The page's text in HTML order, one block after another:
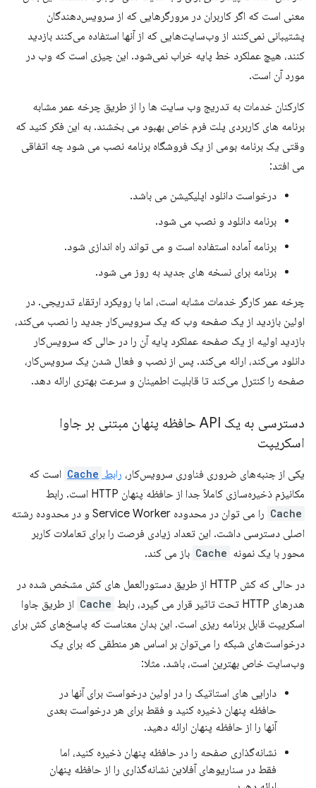
معنی است که اگر کاربران در مرورگرهایی که از سرویس‌دهندگان
پشتیبانی نمی‌کنند از وب‌سایت‌هایی که از آنها استفاده می‌کنند بازدید
کنند، هیچ عملکرد خط پایه خراب نمی‌شود. این چیزی است که وب در
مورد آن است.
کارکنان خدمات به تدریج وب سایت ها را از طریق چرخه عمر مشابه
برنامه های کاربردی پلت فرم خاص بهبود می بخشند. به این فکر کنید که
وقتی یک برنامه بومی از یک فروشگاه برنامه نصب می شود چه اتفاقی
می افتد:
درخواست دانلود اپلیکیشن می باشد.
برنامه دانلود و نصب می شود.
برنامه آماده استفاده است و می تواند راه اندازی شود.
برنامه برای نسخه های جدید به روز می شود.
چرخه عمر کارگر خدمات مشابه است، اما با رویکرد ارتقاء تدریجی. در
اولین بازدید از یک صفحه وب که یک سرویس‌کار جدید را نصب می‌کند،
بازدید اولیه از یک صفحه عملکرد پایه آن را در حالی که سرویس‌کار
دانلود می‌کند، ارائه می‌کند. پس از نصب و فعال شدن یک سرویس‌کار،
صفحه را کنترل می‌کند تا قابلیت اطمینان و سرعت بهتری ارائه دهد.
دسترسی به یک API حافظه پنهان مبتنی بر جاوا
اسکریپت
یکی از جنبه‌های ضروری فناوری سرویس‌کار، رابط Cache است که
مکانیزم ذخیره‌سازی کاملاً جدا از حافظه پنهان HTTP است. رابط
Cache
را می توان در محدوده Service Worker و در محدوده رشته
اصلی دسترسی داشت. این تعداد زیادی فرصت را برای تعاملات کاربر
محور با یک نمونه Cache باز می کند.
در حالی که کش HTTP از طریق دستورالعمل های کش مشخص شده در
هدرهای HTTP تحت تاثیر قرار می گیرد، رابط
Cache از طریق جاوا
اسکریپت قابل برنامه ریزی است. این بدان معناست که پاسخ‌های کش برای
درخواست‌های شبکه را می‌توان بر اساس هر منطقی که برای یک
وب‌سایت خاص بهترین است، باشد. مثلا:
دارایی های استاتیک را در اولین درخواست برای آنها در
حافظه پنهان ذخیره کنید و فقط برای هر درخواست بعدی
آنها را از حافظه پنهان ارائه دهید.
نشانه‌گذاری صفحه را در حافظه پنهان ذخیره کنید، اما
فقط در سناریوهای آفلاین نشانه‌گذاری را از حافظه پنهان